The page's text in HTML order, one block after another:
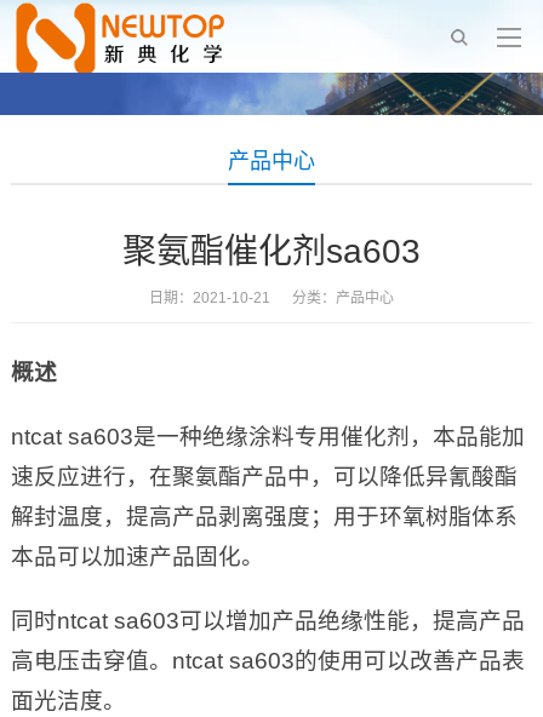
产品中心
聚氨酯催化剂sa603
日期：2021-10-21 分类： 产品中心
概述
ntcat sa603是一种绝缘涂料专用催化剂，本品能加
速反应进行，在聚氨酯产品中，可以降低异氰酸酯
解封温度，提高产品剥离强度；用于环氧树脂体系
本品可以加速产品固化。
同时ntcat sa603可以增加产品绝缘性能，提高产品
高电压击穿值。ntcat sa603的使用可以改善产品表
面光洁度。